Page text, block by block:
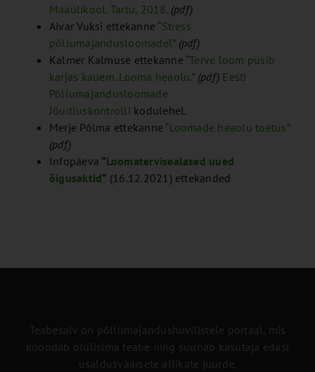
Maaülikool. Tartu, 2018. (pdf)
Aivar Vuksi ettekanne “Stress
põllumajandusloomadel” (pdf)
Kalmer Kalmuse ettekanne “Terve loom püsib
karjas kauem. Looma heaolu.” (pdf) Eesti
Põllumajandusloomade
Jõudluskontrolli kodulehel.
Merje Põlma ettekanne “Loomade heaolu toetus”
(pdf)
Infopäeva “Loomatervisealased uued
õigusaktid“ (16.12.2021) ettekanded
Teabesalv on põllumajandushuvilistele portaal, mis
koondab olulisima teabe ning suunab kasutaja edasi
usaldusväärsete allikate juurde.